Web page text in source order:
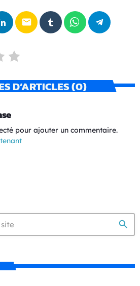
email
D’ARTICLES (0)
pour ajouter un commentaire.
search